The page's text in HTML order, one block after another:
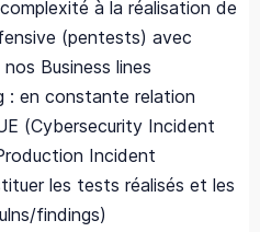
à la réalisation de
(pentests) avec
Business lines
: en constante relation
(Cybersecurity Incident
Incident
les tests réalisés et les
findings)